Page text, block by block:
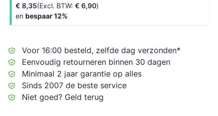
€ 8,35
€ 6,90
en bespaar12%
Voor 16:00 besteld, zelfde dag verzonden*
Eenvoudig retourneren binnen 30 dagen
Minimaal 2 jaar garantie op alles
Sinds 2007 de beste service
Niet goed? Geld terug